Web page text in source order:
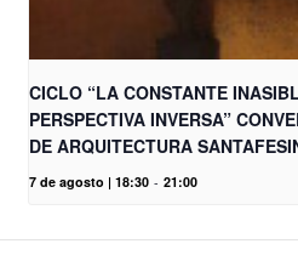
CICLO “LA CONSTANTE
PERSPECTIVA INVERSA”
DE ARQUITECTURA
7 de agosto | 18:30 - 21:00